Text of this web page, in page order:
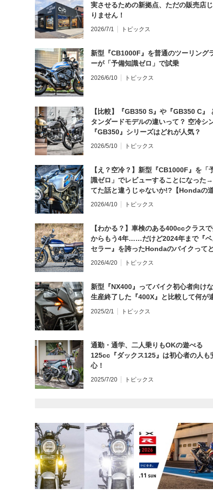
実させるための新拠点、ただの販売店
りません！
2026/7/1 トピックス
新型『CB1000F』を普通のツーリング
ーが「予備知識ゼロ」で試乗
2026/6/10 トピックス
【比較】『GB350 S』や『GB350 C』
タンダードモデルの違いって？ 空冷シ
『GB350』シリーズはどれが人気？
2026/5/10 トピックス
【え？空冷？】新型『CB1000F』を「
識ゼロ」でレビューすることになった
てた話と違うじゃないか!?【Hondaの
日にしてならず／CB1000F ①第一印象
2026/4/10 トピックス
【わかる？】車検のある400ccクラス
からもう4年……だけど2024年まで『ベ
セラー』を誇ったHondaのバイクって
と思う？
2026/4/20 トピックス
新型『NX400』ってバイク初心者向け
生産終了した『400X』と比較して何が
2025/2/1 トピックス
通勤・通学、二人乗りもOKの遊べる
125cc『ダックス125』は初心者の人も
心！
2025/7/20 トピックス